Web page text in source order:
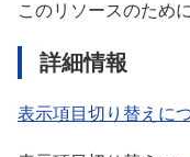
このリソースのため
詳細情報
表示項目切り替えに